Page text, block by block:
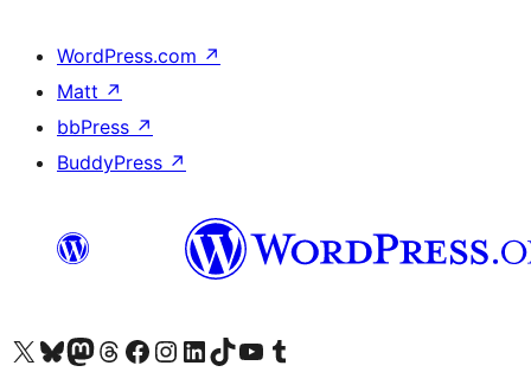
WordPress.com ↗
Matt ↗
bbPress ↗
BuddyPress ↗
Visita nuestra cuenta de X (anteriormente Twitter)
Visita nuestra cuenta de Bluesky
Visita nuestra cuenta de Mastodon
Visita nuestra cuenta de Threads
Visita nuestra página de Facebook
Visita nuestra cuenta de Instagram
Visita nuestra cuenta de LinkedIn
Visita nuestra cuenta de TikTok
Visita nuestro canal de YouTube
Visita nuestra cuenta de Tumblr